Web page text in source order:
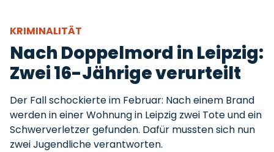
KRIMINALITÄT
Nach Doppelmord in Leipzig:
Zwei 16-Jährige verurteilt
Der Fall schockierte im Februar: Nach einem Brand
werden in einer Wohnung in Leipzig zwei Tote und ein
Schwerverletzer gefunden. Dafür mussten sich nun
zwei Jugendliche verantworten.